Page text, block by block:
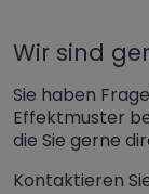
Wir sind
Sie haben
Effektmuster
die Sie gerne
Kontaktieren